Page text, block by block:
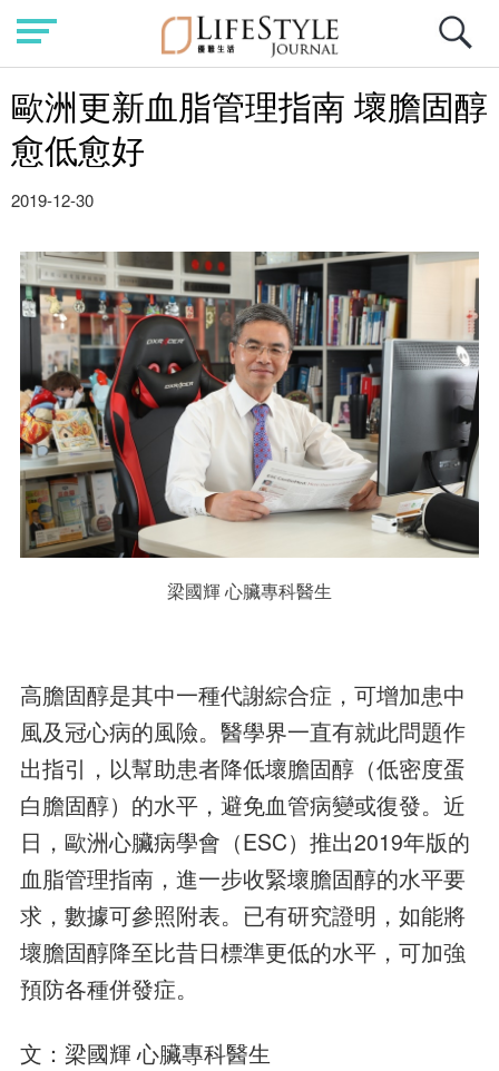
歐洲更新血脂管理指南 壞膽固醇
愈低愈好
2019-12-30
梁國輝 心臟專科醫生
高膽固醇是其中一種代謝綜合症，可增加患中
風及冠心病的風險。醫學界一直有就此問題作
出指引，以幫助患者降低壞膽固醇（低密度蛋
白膽固醇）的水平，避免血管病變或復發。近
日，歐洲心臟病學會（ESC）推出2019年版的
血脂管理指南，進一步收緊壞膽固醇的水平要
求，數據可參照附表。已有研究證明，如能將
壞膽固醇降至比昔日標準更低的水平，可加強
預防各種併發症。
文：梁國輝 心臟專科醫生